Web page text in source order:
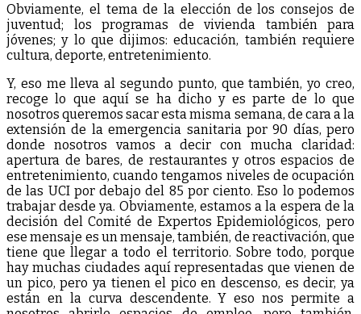
Obviamente, el tema de la elección de los consejos de
juventud; los programas de vivienda también para
jóvenes; y lo que dijimos: educación, también requiere
cultura, deporte, entretenimiento.
Y, eso me lleva al segundo punto, que también, yo creo,
recoge lo que aquí se ha dicho y es parte de lo que
nosotros queremos sacar esta misma semana, de cara a la
extensión de la emergencia sanitaria por 90 días, pero
donde nosotros vamos a decir con mucha claridad:
apertura de bares, de restaurantes y otros espacios de
entretenimiento, cuando tengamos niveles de ocupación
de las UCI por debajo del 85 por ciento. Eso lo podemos
trabajar desde ya. Obviamente, estamos a la espera de la
decisión del Comité de Expertos Epidemiológicos, pero
ese mensaje es un mensaje, también, de reactivación, que
tiene que llegar a todo el territorio. Sobre todo, porque
hay muchas ciudades aquí representadas que vienen de
un pico, pero ya tienen el pico en descenso, es decir, ya
están en la curva descendente. Y eso nos permite a